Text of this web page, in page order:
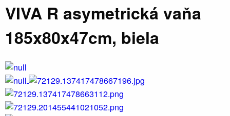
sauny
VIVA R asymetrická vaňa
185x80x47cm, biela